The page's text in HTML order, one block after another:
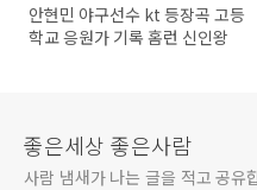
안현민 야구선수 kt 등장곡 고등
학교 응원가 기록 홈런 신인왕
좋은세상 좋은사람
사람 냄새가 나는 글을 적고 공유